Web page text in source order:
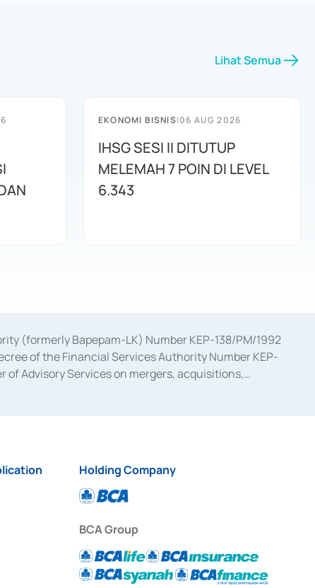
Lihat Semua
EKONOMI BISNIS|06 AUG 2026
IHSG SESI II DITUTUP
MELEMAH 7 POIN DI LEVEL
6.343
(formerly Bapepam-LK) Number KEP-138/PM/1992
of the Financial Services Authority Number KEP-
of Advisory Services on mergers, acquisitions,
28, 2014, a business license as a provider of
Holding Company
BCA Group